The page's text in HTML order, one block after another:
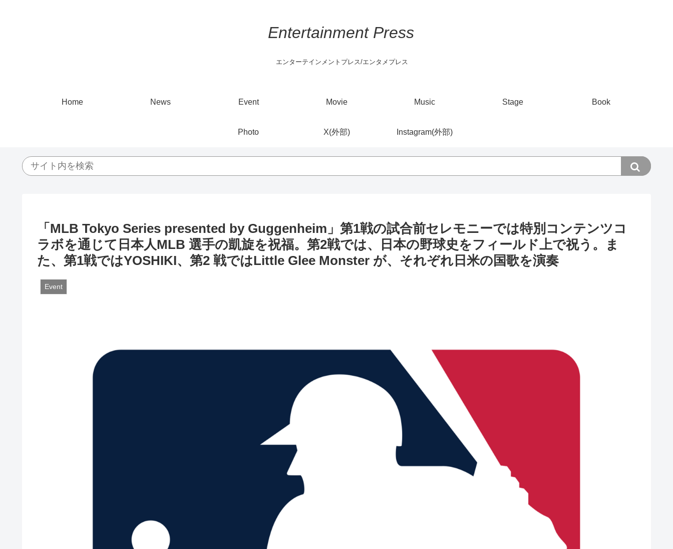
Entertainment Press
エンターテインメントプレス/エンタメプレス
Home News Event Movie Music Stage Book
Photo X(外部) Instagram(外部)
「MLB Tokyo Series presented by Guggenheim」第1戦の試合前セレモニーでは特別コンテンツコ
ラボを通じて⽇本⼈MLB 選⼿の凱旋を祝福。第2戦では、⽇本の野球史をフィールド上で祝う。ま
た、第1戦ではYOSHIKI、第2 戦ではLittle Glee Monster が、それぞれ⽇⽶の国歌を演奏
Event